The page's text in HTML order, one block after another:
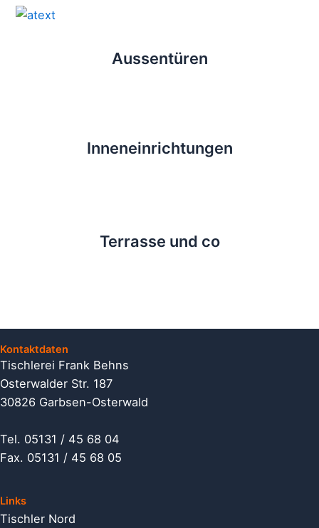
Aussentüren
Innen­einrichtungen
Terrasse und co
Kontaktdaten
Tischlerei Frank Behns
Osterwalder Str. 187
30826 Garbsen-Osterwald
Tel. 05131 / 45 68 04
Fax. 05131 / 45 68 05
Links
Tischler Nord